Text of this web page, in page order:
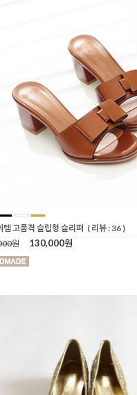
템 고품격 슬립형 슬리퍼 ( 리뷰 : 36 )
원
130,000원